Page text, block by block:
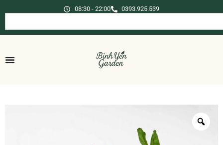
08:30 - 22:00 0393.925.539